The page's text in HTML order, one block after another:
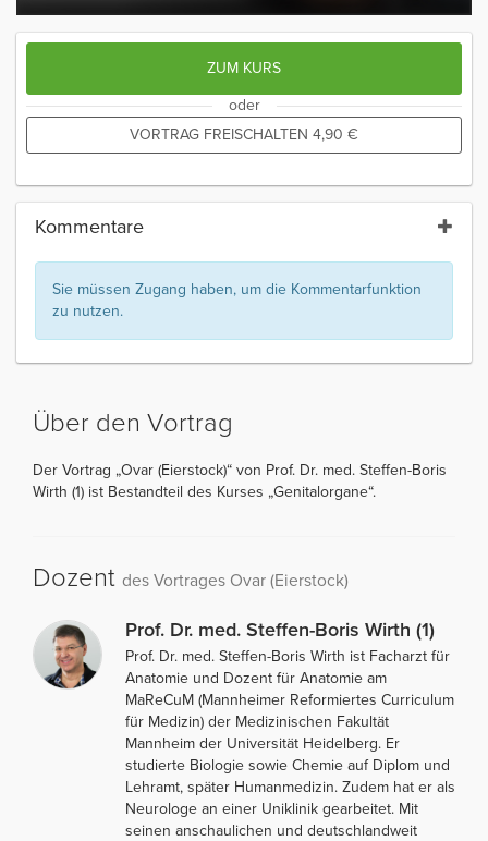
ZUM KURS
oder
VORTRAG FREISCHALTEN 4,90 €
Kommentare
Sie müssen Zugang haben, um die Kommentarfunktion
zu nutzen.
Über den Vortrag
Der Vortrag „Ovar (Eierstock)“ von Prof. Dr. med. Steffen-Boris
Wirth (1) ist Bestandteil des Kurses „Genitalorgane“.
Dozent des Vortrages Ovar (Eierstock)
Prof. Dr. med. Steffen-Boris Wirth (1)
Prof. Dr. med. Steffen-Boris Wirth ist Facharzt für
Anatomie und Dozent für Anatomie am
MaReCuM (Mannheimer Reformiertes Curriculum
für Medizin) der Medizinischen Fakultät
Mannheim der Universität Heidelberg. Er
studierte Biologie sowie Chemie auf Diplom und
Lehramt, später Humanmedizin. Zudem hat er als
Neurologe an einer Uniklinik gearbeitet. Mit
seinen anschaulichen und deutschlandweit